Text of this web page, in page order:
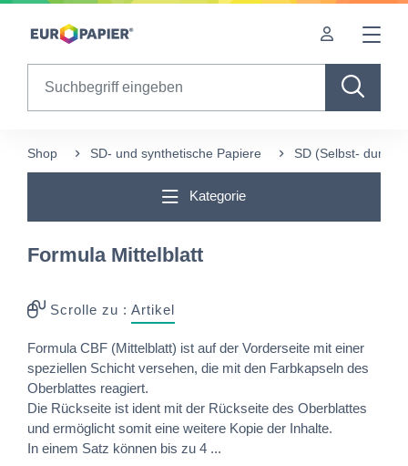
Table Of Content
Ergänzende Produkte
Shop SD- und synthetische Papiere SD (Selbst-
Kategorie
Formula Mittelblatt
Scrolle zu : Artikel
Formula CBF (Mittelblatt) ist auf der Vorderseite mit einer
speziellen Schicht versehen, die mit den Farbkapseln des
Oberblattes reagiert.
Die Rückseite ist ident mit der Rückseite des Oberblattes
und ermöglicht somit eine weitere Kopie der Inhalte.
In einem Satz können bis zu 4 ...